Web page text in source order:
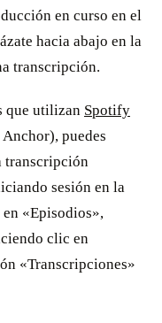
en curso en el
hacia abajo en la
transcripción.
que utilizan Spotify
puedes
transcripción
sesión en la
«Episodios»,
clic en
«Transcripciones»